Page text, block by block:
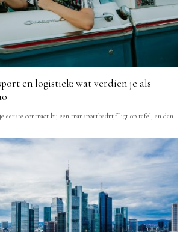
en logistiek: wat verdien je als
eerste contract bij een transportbedrijf ligt op tafel, en dan